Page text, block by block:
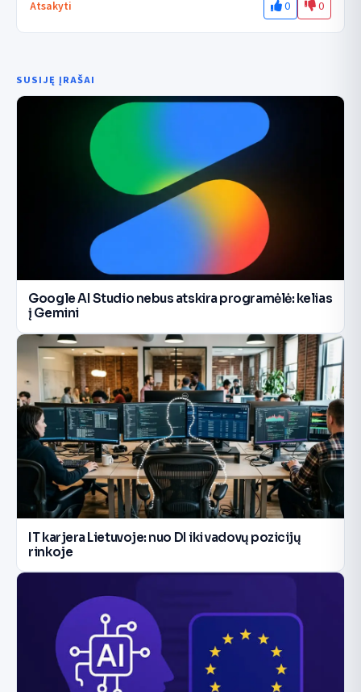
Atsakyti 0 0
SUSIJĘ ĮRAŠAI
Google AI Studio nebus atskira programėlė: kelias
į Gemini
IT karjera Lietuvoje: nuo DI iki vadovų pozicijų
rinkoje